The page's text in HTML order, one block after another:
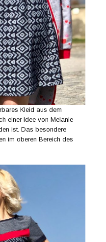
Kleid aus dem
einer Idee von Melanie
ist. Das besondere
im oberen Bereich des